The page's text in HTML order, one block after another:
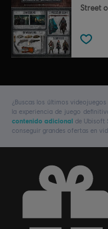
Street
¿Buscas los últimos
la experiencia de juego
contenido adicional de Ubisoft
conseguir grandes ofertas en